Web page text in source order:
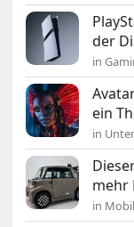
der
in
ein
in
mehr
in